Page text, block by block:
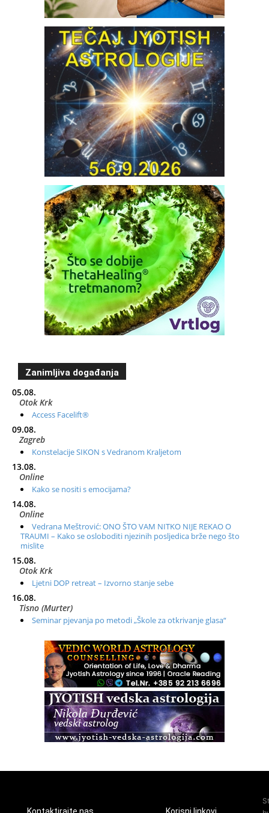
Zanimljiva događanja
05.08.
Otok Krk
Access Facelift®
09.08.
Zagreb
Konstelacije SIKON s Vedranom Kraljetom
13.08.
Online
Kako se nositi s emocijama?
14.08.
Online
Vedrana Meštrović: ONO ŠTO VAM NITKO NIJE REKAO O
TRAUMI – Kako se osloboditi njezinih posljedica brže nego što
mislite
15.08.
Otok Krk
Ljetni DOP retreat – Izvorno stanje sebe
16.08.
Tisno (Murter)
Seminar pjevanja po metodi „Škole za otkrivanje glasa“
Radionica: Pomagači iz drugih dimenzija Online – otvoreno za
Zagreb+Online
Osnovni ThetaHealing® tečaj, Zagreb i Online
Access BARS®, otpusti stres